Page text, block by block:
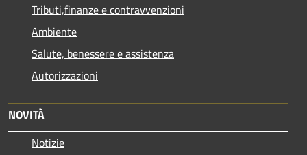
Tributi,finanze e contravvenzioni
Ambiente
Salute, benessere e assistenza
Autorizzazioni
NOVITÀ
Notizie